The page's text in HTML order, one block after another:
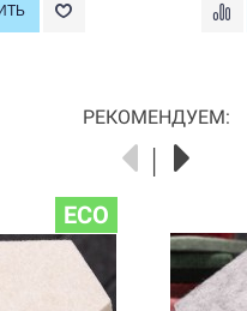
РЕКОМЕНДУЕМ:
ECO